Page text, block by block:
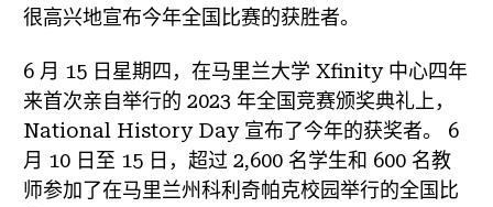
很高兴地宣布今年全国比赛的获胜者。
6 月 15 日星期四，在马里兰大学 Xfinity 中心四年
来首次亲自举行的 2023 年全国竞赛颁奖典礼上，
National History Day 宣布了今年的获奖者。 6
月 10 日至 15 日，超过 2,600 名学生和 600 名教
师参加了在马里兰州科利奇帕克校园举行的全国比